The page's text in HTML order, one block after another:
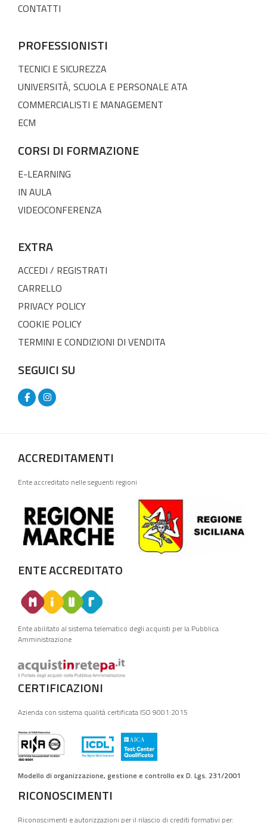
CONTATTI
PROFESSIONISTI
TECNICI E SICUREZZA
UNIVERSITÀ, SCUOLA E PERSONALE ATA
COMMERCIALISTI E MANAGEMENT
ECM
CORSI DI FORMAZIONE
E-LEARNING
IN AULA
VIDEOCONFERENZA
EXTRA
ACCEDI / REGISTRATI
CARRELLO
PRIVACY POLICY
COOKIE POLICY
TERMINI E CONDIZIONI DI VENDITA
SEGUICI SU
ACCREDITAMENTI
Ente accreditato nelle seguenti regioni
ENTE ACCREDITATO
Ente abilitato al sistema telematico degli acquisti per la Pubblica
Amministrazione
CERTIFICAZIONI
Azienda con sistema qualità certificata ISO 9001:2015
Modello di organizzazione, gestione e controllo ex D. Lgs. 231/2001
RICONOSCIMENTI
Riconoscimenti e autorizzazioni per il rilascio di crediti formativi per: